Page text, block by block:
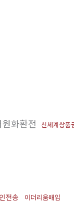
화환전 신세계상품
전송 이더리움매입